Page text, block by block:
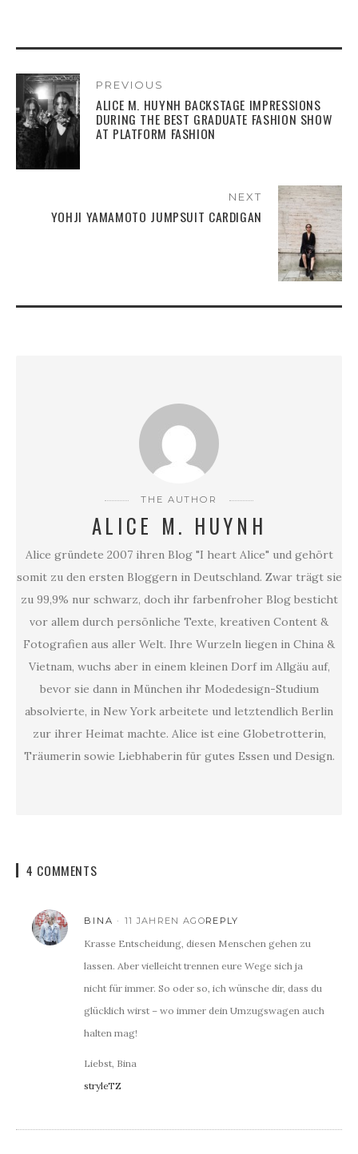
PREVIOUS
ALICE M. HUYNH BACKSTAGE IMPRESSIONS
DURING THE BEST GRADUATE FASHION SHOW
AT PLATFORM FASHION
NEXT
YOHJI YAMAMOTO JUMPSUIT CARDIGAN
THE AUTHOR
ALICE M. HUYNH
Alice gründete 2007 ihren Blog "I heart Alice" und gehört
somit zu den ersten Bloggern in Deutschland. Zwar trägt sie
zu 99,9% nur schwarz, doch ihr farbenfroher Blog besticht
vor allem durch persönliche Texte, kreativen Content &
Fotografien aus aller Welt. Ihre Wurzeln liegen in China &
Vietnam, wuchs aber in einem kleinen Dorf im Allgäu auf,
bevor sie dann in München ihr Modedesign-Studium
absolvierte, in New York arbeitete und letztendlich Berlin
zur ihrer Heimat machte. Alice ist eine Globetrotterin,
Träumerin sowie Liebhaberin für gutes Essen und Design.
4 COMMENTS
BINA 11 JAHREN AGOREPLY
Krasse Entscheidung, diesen Menschen gehen zu
lassen. Aber vielleicht trennen eure Wege sich ja
nicht für immer. So oder so, ich wünsche dir, dass du
glücklich wirst – wo immer dein Umzugswagen auch
halten mag!
Liebst, Bina
stryleTZ